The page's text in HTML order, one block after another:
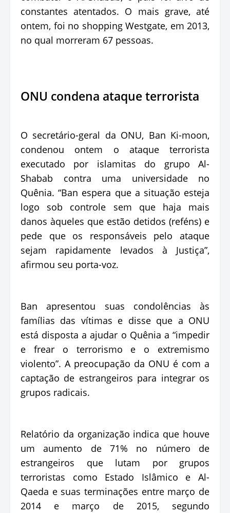
constantes atentados. O mais grave, até
ontem, foi no shopping Westgate, em 2013,
no qual morreram 67 pessoas.
ONU condena ataque terrorista
O secretário-geral da ONU, Ban Ki-moon,
condenou ontem o ataque terrorista
executado por islamitas do grupo Al-
Shabab contra uma universidade no
Quênia. “Ban espera que a situação esteja
logo sob controle sem que haja mais
danos àqueles que estão detidos (reféns) e
pede que os responsáveis pelo ataque
sejam rapidamente levados à Justiça”,
afirmou seu porta-voz.
Ban apresentou suas condolências às
famílias das vítimas e disse que a ONU
está disposta a ajudar o Quênia a “impedir
e frear o terrorismo e o extremismo
violento”. A preocupação da ONU é com a
captação de estrangeiros para integrar os
grupos radicais.
Relatório da organização indica que houve
um aumento de 71% no número de
estrangeiros que lutam por grupos
terroristas como Estado Islâmico e Al-
Qaeda e suas terminações entre março de
2014 e março de 2015, segundo